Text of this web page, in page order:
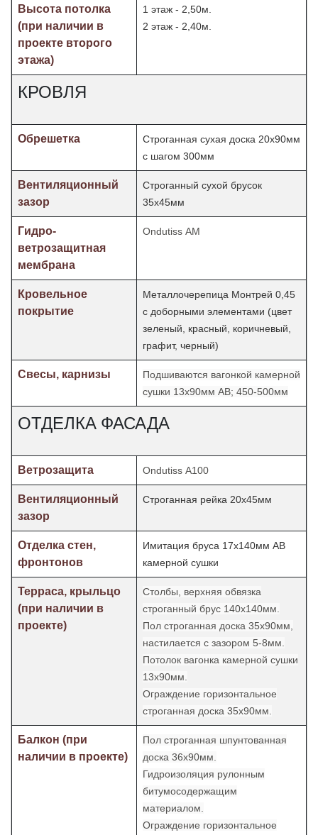
Высота потолка
(при наличии в
проекте второго
этажа)
1 этаж - 2,50м.
2 этаж - 2,40м.
КРОВЛЯ
Обрешетка
Строганная сухая доска 20х90мм
с шагом 300мм
Вентиляционный
зазор
Строганный сухой брусок
35х45мм
Гидро-
ветрозащитная
мембрана
Ondutiss АМ
Кровельное
покрытие
Металлочерепица Монтрей 0,45
с доборными элементами (цвет
зеленый, красный, коричневый,
графит, черный)
Свесы, карнизы
Подшиваются вагонкой камерной
сушки 13х90мм АВ; 450-500мм
ОТДЕЛКА ФАСАДА
Ветрозащита Ondutiss А100
Вентиляционный
зазор
Строганная рейка 20х45мм
Отделка стен,
фронтонов
Имитация бруса 17х140мм АВ
камерной сушки
Терраса, крыльцо
(при наличии в
проекте)
Столбы, верхняя обвязка
строганный брус 140х140мм.
Пол строганная доска 35х90мм,
настилается с зазором 5-8мм.
Потолок вагонка камерной сушки
13х90мм.
Ограждение горизонтальное
строганная доска 35х90мм.
Балкон (при
наличии в проекте)
Пол строганная шпунтованная
доска 36х90мм.
Гидроизоляция рулонным
битумосодержащим
материалом.
Ограждение горизонтальное